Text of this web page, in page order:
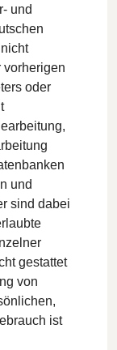
und
vorherigen
oder
und
sind dabei
gestattet
von
ist